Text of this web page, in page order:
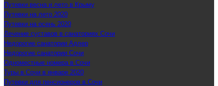
Путевки весна и лето в Крыму
Путевки на лето 2020
Путевки на осень 2020
Лечение суставов в санаториях Сочи
Недорогие санатории Адлер
Недорогие санатории Сочи
Одноместные номера в Сочи
Туры в Сочи в январе 2020
Путевки для пенсионеров в Сочи